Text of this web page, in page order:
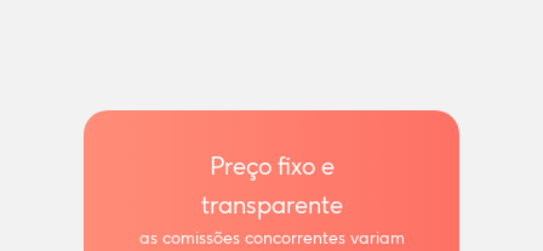
Preço fixo e
transparente
as comissões concorrentes variam